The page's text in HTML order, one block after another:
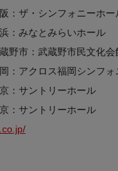
：ザ・シンフォニーホー
：みなとみらいホール
野市：武蔵野市民文化会
：アクロス福岡シンフォ
：サントリーホール
：サントリーホール